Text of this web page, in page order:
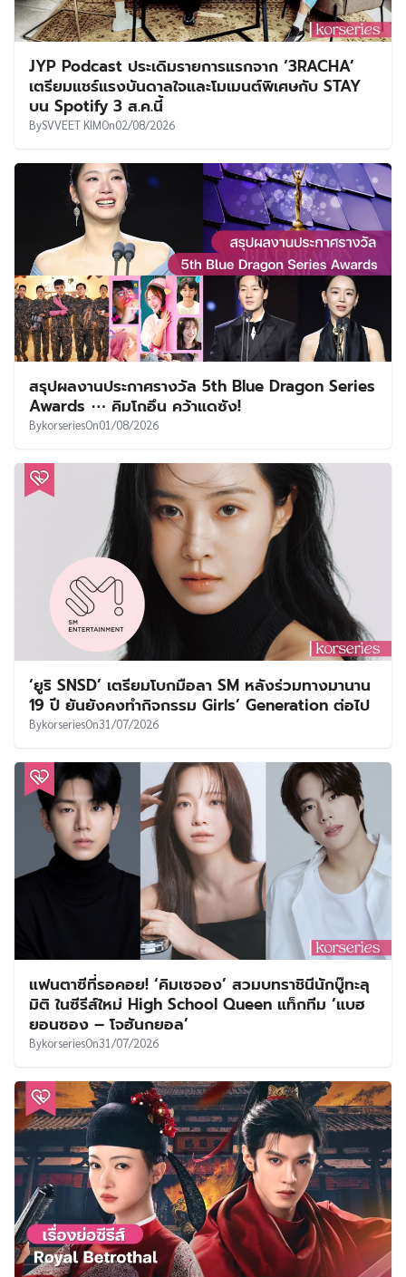
JYP Podcast ประเดิมรายการแรกจาก ‘3RACHA’
เตรียมแชร์แรงบันดาลใจและโมเมนต์พิเศษกับ STAY
บน Spotify 3 ส.ค.นี้
BySVVEET KIMOn02/08/2026
สรุปผลงานประกาศรางวัล 5th Blue Dragon Series
Awards ⋯ คิมโกอึน คว้าแดซัง!
BykorseriesOn01/08/2026
‘ยูริ SNSD’ เตรียมโบกมือลา SM หลังร่วมทางมานาน
19 ปี ยันยังคงทำกิจกรรม Girls’ Generation ต่อไป
BykorseriesOn31/07/2026
แฟนตาซีที่รอคอย! ‘คิมเซจอง’ สวมบทราชินีนักบู๊ทะลุ
มิติ ในซีรีส์ใหม่ High School Queen แท็กทีม ‘แบฮ
ยอนซอง – โจฮันกยอล’
BykorseriesOn31/07/2026